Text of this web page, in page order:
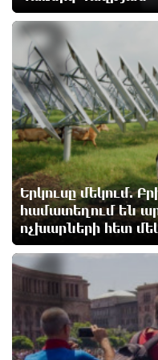
Հետվճարի
թոշակ․ ինչու
անարդարության
Կամենդատյան
Երևանի
գրեթե ամբողջ
սահմանը
Իրանը պատրաստ
ԱՄՆ-ն ընդունի
Երևանում
Երկուսը մեկում.
համատեղում են
ոչխարների հետ
3
4